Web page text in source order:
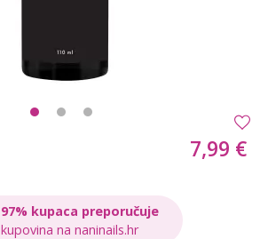
7,99 €
97% kupaca preporučuje
kupovina na naninails.hr